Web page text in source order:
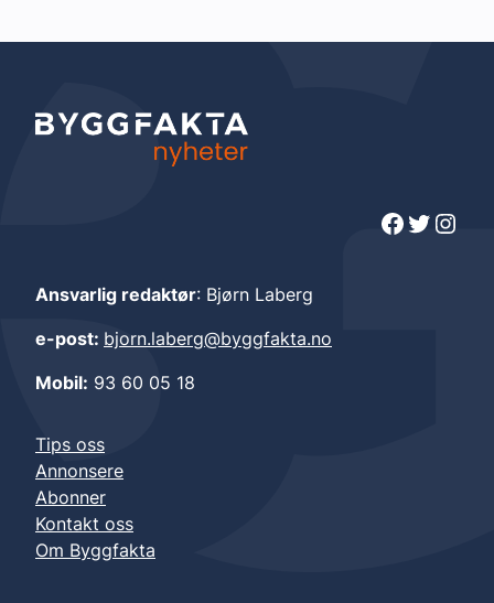
Facebook Twitter Instagram
Ansvarlig redaktør: Bjørn Laberg
e-post: bjorn.laberg@byggfakta.no
Mobil: 93 60 05 18
Tips oss
Annonsere
Abonner
Kontakt oss
Om Byggfakta